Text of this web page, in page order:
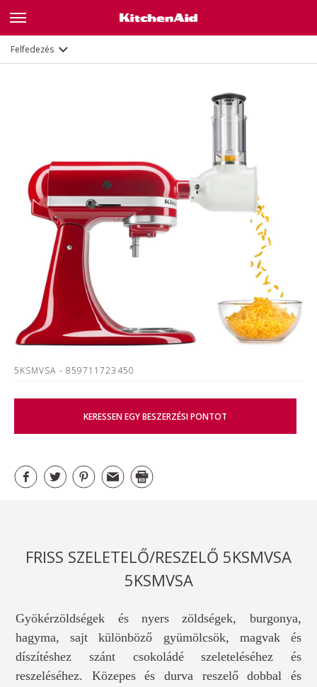
Felfedezés Leírás
5KSMVSA - 859711723450
KERESSEN EGY BESZERZÉSI PONTOT
FRISS SZELETELŐ/RESZELŐ 5KSMVSA
5KSMVSA
Gyökérzöldségek és nyers zöldségek, burgonya,
hagyma, sajt különböző gyümölcsök, magvak és
díszítéshez szánt csokoládé szeleteléséhez és
reszeléséhez. Közepes és durva reszelő dobbal és